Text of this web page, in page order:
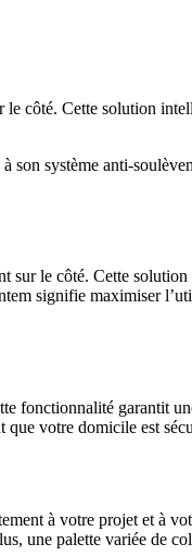
côté. Cette solution
système anti-
le côté. Cette
signifie maximiser
fonctionnalité garantit
que votre domicile est
à votre projet et à
une palette variée de